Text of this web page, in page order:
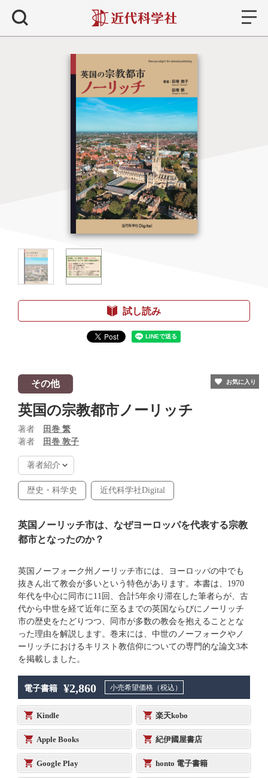
試し読み
その他
英国の宗教都市ノーリッチ
著者
田巻 繁
著者
田巻 敦子
著者紹介
歴史・科学史 近代科学社Digital
英国ノーリッチ市は、なぜヨーロッパを代表する宗教
都市となったのか？
英国ノーフォーク州ノーリッチ市には、ヨーロッパの中でも
抜きん出て教会が多いという特色があります。本書は、1970
年代を中心に同市に11回、合計5年余り滞在した筆者らが、古
代から中世を経て近年に至るまでの英国ならびにノーリッチ
市の歴史をたどりつつ、同市が多数の教会を抱えることとな
った理由を解説します。巻末には、中世のノーフォークやノ
ーリッチにおけるキリスト教信仰についての専門的な論文3本
を掲載しました。
電子書籍 ¥2,860 小売希望価格（税込）
Kindle 楽天kobo
Apple Books 紀伊國屋書店
Google Play honto 電子書籍
お気に入り